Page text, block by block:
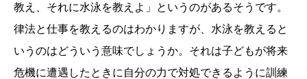
教え、それに水泳を教えよ」というのがあるそうです。
律法と仕事を教えるのはわかりますが、水泳を教えると
いうのはどういう意味でしょうか。それは子どもが将来
危機に遭遇したときに自分の力で対処できるように訓練